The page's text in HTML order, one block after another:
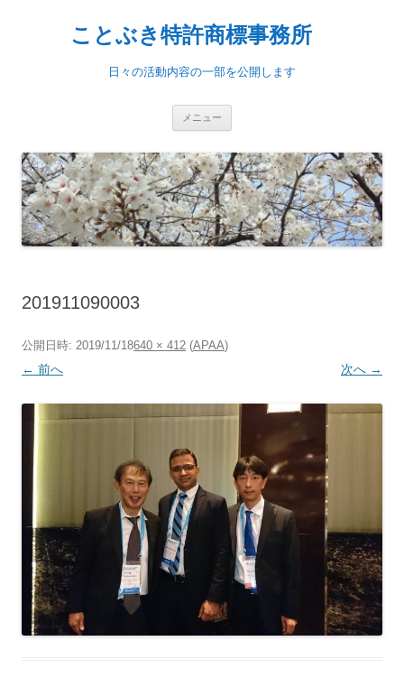
ことぶき特許商標事務所
日々の活動内容の一部を公開します
メニュー
201911090003
公開日時: 2019/11/18640 × 412 (APAA)
← 前へ 次へ →